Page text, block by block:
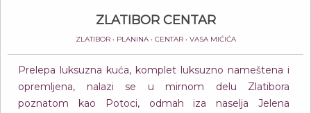
ZLATIBOR CENTAR
ZLATIBOR • PLANINA • CENTAR • VASA MIĆIĆA
Prelepa luksuzna kuća, komplet luksuzno nameštena i
opremljena, nalazi se u mirnom delu Zlatibora
poznatom kao Potoci, odmah iza naselja Jelena